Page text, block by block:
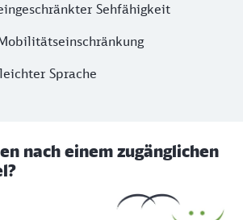
Sehfähigkeit
Sprache
nach einem zugänglichen